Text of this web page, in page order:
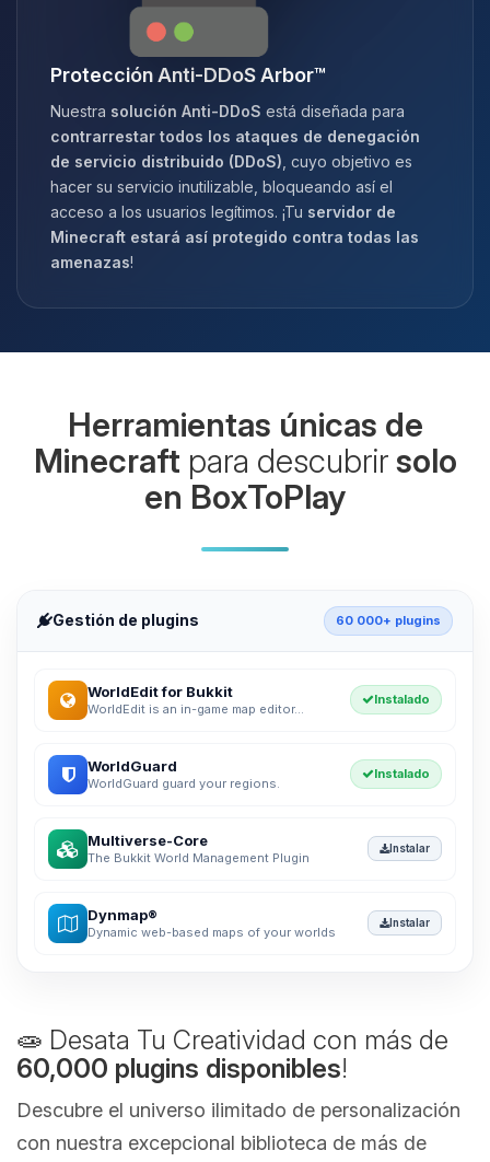
Protección Anti-DDoS Arbor™
Nuestra solución Anti-DDoS está diseñada para
contrarrestar todos los ataques de denegación
de servicio distribuido (DDoS) , cuyo objetivo es
hacer su servicio inutilizable, bloqueando así el
acceso a los usuarios legítimos. ¡Tu servidor de
Minecraft estará así protegido contra todas las
amenazas!
Herramientas únicas de
Minecraft para descubrirsolo
en BoxToPlay
Gestión de plugins 60 000+ plugins
WorldEdit for Bukkit
WorldEdit is an in-game map editor...
Instalado
WorldGuard
WorldGuard guard your regions.
Instalado
Multiverse-Core
The Bukkit World Management Plugin
Instalar
Dynmap®
Dynamic web-based maps of your worlds
Instalar
🧫 Desata Tu Creatividad con más de
60,000 plugins disponibles!
Descubre el universo ilimitado de personalización
con nuestra excepcional biblioteca de más de